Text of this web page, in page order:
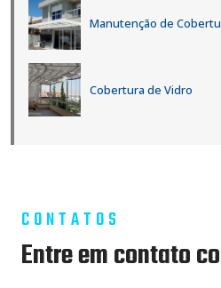
Manutenção de
Cobertura de Vidro
CONTATOS
Entre em contato